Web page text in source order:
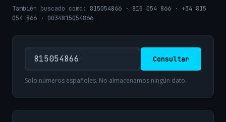
También buscado como: 815054866 · 815 054 866 · +34 815
054 866 · 0034815054866
Consultar
Solo números españoles. No almacenamos ningún dato.